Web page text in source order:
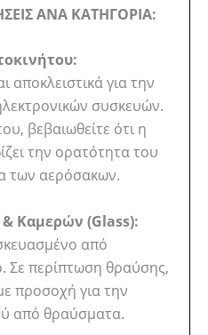
ΑΝΑ ΚΑΤΗΓΟΡΙΑ:
αποκλειστικά για την
συσκευών.
βεβαιωθείτε ότι η
την ορατότητα του
των αερόσακων.
Καμερών (Glass):
από
Σε περίπτωση θραύσης,
προσοχή για την
από θραύσματα.